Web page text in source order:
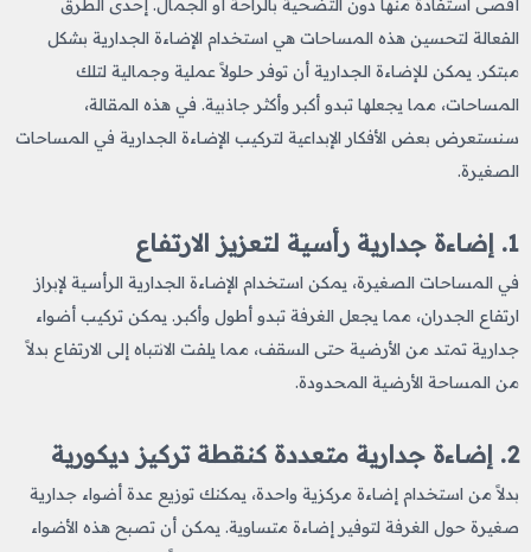
أقصى استفادة منها دون التضحية بالراحة أو الجمال. إحدى الطرق
الفعالة لتحسين هذه المساحات هي استخدام الإضاءة الجدارية بشكل
مبتكر. يمكن للإضاءة الجدارية أن توفر حلولاً عملية وجمالية لتلك
المساحات، مما يجعلها تبدو أكبر وأكثر جاذبية. في هذه المقالة،
سنستعرض بعض الأفكار الإبداعية لتركيب الإضاءة الجدارية في المساحات
الصغيرة.
1. إضاءة جدارية رأسية لتعزيز الارتفاع
في المساحات الصغيرة، يمكن استخدام الإضاءة الجدارية الرأسية لإبراز
ارتفاع الجدران، مما يجعل الغرفة تبدو أطول وأكبر. يمكن تركيب أضواء
جدارية تمتد من الأرضية حتى السقف، مما يلفت الانتباه إلى الارتفاع بدلاً
من المساحة الأرضية المحدودة.
2. إضاءة جدارية متعددة كنقطة تركيز ديكورية
بدلاً من استخدام إضاءة مركزية واحدة، يمكنك توزيع عدة أضواء جدارية
صغيرة حول الغرفة لتوفير إضاءة متساوية. يمكن أن تصبح هذه الأضواء